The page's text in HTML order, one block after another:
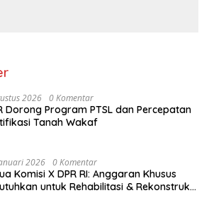
2026 0 Komentar
Dorong Program PTSL dan Percepatan
Tanah Wakaf
2026 0 Komentar
Komisi X DPR RI: Anggaran Khusus
untuk Rehabilitasi & Rekonstruksi